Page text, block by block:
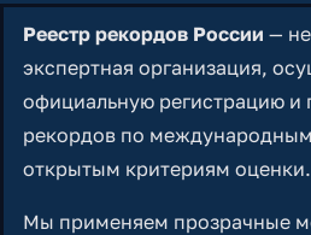
Реестр рекордов России —
экспертная организация,
официальную регистрацию и
рекордов по
открытым критериям оценки.
Мы применяем прозрачные